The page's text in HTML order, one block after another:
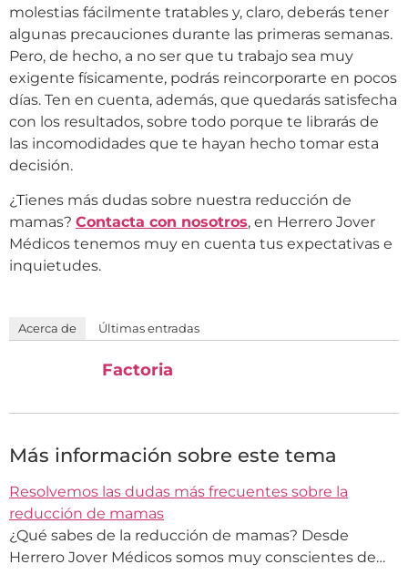
molestias fácilmente tratables y, claro, deberás tener
algunas precauciones durante las primeras semanas.
Pero, de hecho, a no ser que tu trabajo sea muy
exigente físicamente, podrás reincorporarte en pocos
días. Ten en cuenta, además, que quedarás satisfecha
con los resultados, sobre todo porque te librarás de
las incomodidades que te hayan hecho tomar esta
decisión.
¿Tienes más dudas sobre nuestra reducción de
mamas? Contacta con nosotros, en Herrero Jover
Médicos tenemos muy en cuenta tus expectativas e
inquietudes.
Acerca de Últimas entradas
Factoria
Más información sobre este tema
Resolvemos las dudas más frecuentes sobre la
reducción de mamas
¿Qué sabes de la reducción de mamas? Desde
Herrero Jover Médicos somos muy conscientes de…